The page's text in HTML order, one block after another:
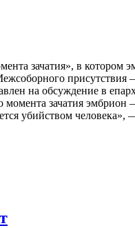
зачатия», в котором
присутствия
на обсуждение в
момента зачатия эмбрион
убийством человека»,